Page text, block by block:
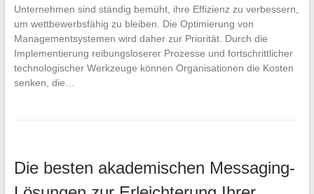
Unternehmen sind ständig bemüht, ihre Effizienz zu verbessern,
um wettbewerbsfähig zu bleiben. Die Optimierung von
Managementsystemen wird daher zur Priorität. Durch die
Implementierung reibungsloserer Prozesse und fortschrittlicher
technologischer Werkzeuge können Organisationen die Kosten
senken, die…
Die besten akademischen Messaging-